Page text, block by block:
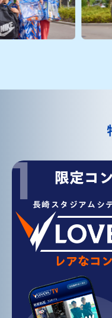
限定コ
長崎スタジアムシ
レアなコ